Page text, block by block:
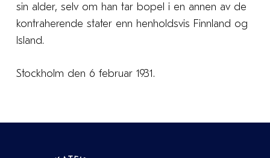
sin alder, selv om han tar bopel i en annen av de
kontraherende stater enn henholdsvis Finnland og
Island.
Stockholm den 6 februar 1931.